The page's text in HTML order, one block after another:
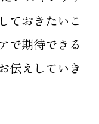
ておきたいこ
で期待できる
伝えしていき